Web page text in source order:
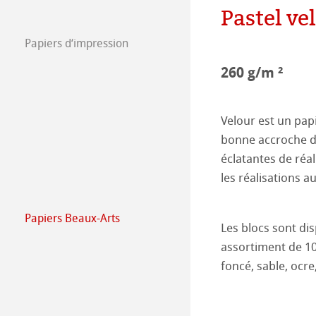
Ressources
Job
Papiers d‘impression
Matt FineArt
Glossy FineArt
ICC Profile
Téléchargez
FAQ
Imprimantes
Harman by
Hahnemühle
Certified Studio
QT Albums x
Protéger et
Hahnemühle
Papiers Beaux-Arts
Hahnemühle
The Collection
The Collection -
Pastel
260 g/m ²
Velour est un
bonne accroche
éclatantes de
les réalisations
Les blocs sont
assortiment de
foncé, sable,